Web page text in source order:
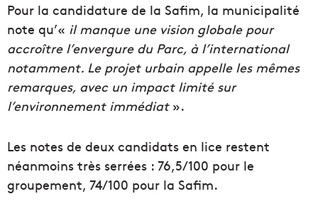
Pour la candidature de la Safim, la municipalité
note qu’« il manque une vision globale pour
accroître l’envergure du Parc, à l’international
notamment. Le projet urbain appelle les mêmes
remarques, avec un impact limité sur
l’environnement immédiat».
Les notes de deux candidats en lice restent
néanmoins très serrées : 76,5/100 pour le
groupement, 74/100 pour la Safim.